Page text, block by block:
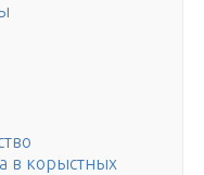
в корыстных